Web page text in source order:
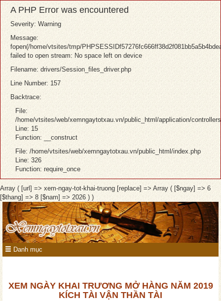
A PHP Error was encountered
Severity: Warning
Message:
fopen(/home/vtsites/tmp/
failed to open stream: No space left on device
Filename: drivers/Session_files_driver.php
Line Number: 157
Backtrace:
File:
/home/vtsites/web/xemngaytotxau.vn/public_html/application/
Line: 15
Function: __construct
File: /home/vtsites/web/xemngaytotxau.vn/public_html/index.php
Line: 326
Function: require_once
Array ( [url] => xem-ngay-tot-khai-truong [replace] => Array ( [$ngay] => 6
[$thang] => 8 [$nam] => 2026 ) )
Danh mục
XEM NGÀY KHAI TRƯƠNG MỞ HÀNG NĂM 2019
KÍCH TÀI VẬN THẦN TÀI